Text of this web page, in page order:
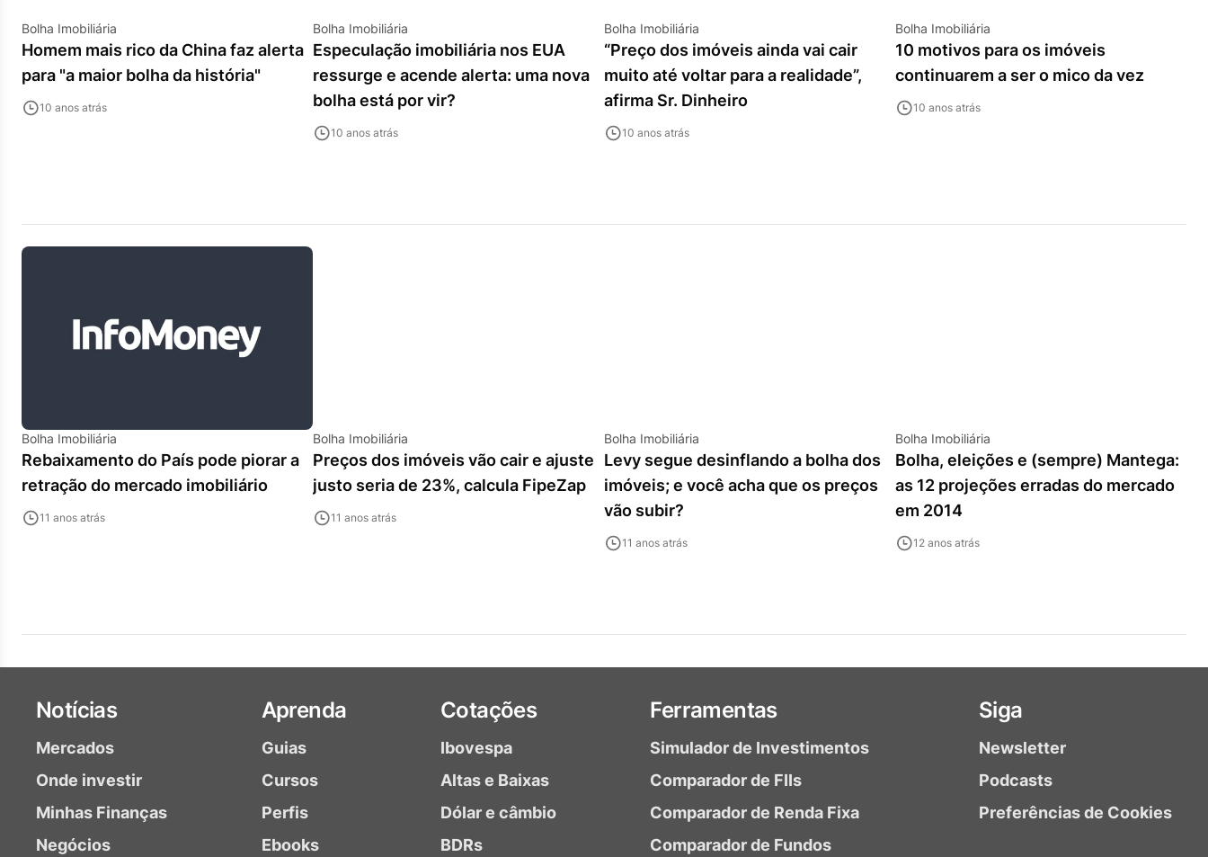
Bolha Imobiliária
Homem mais rico da China faz alerta
para "a maior bolha da história"
10 anos atrás
Bolha Imobiliária
Especulação imobiliária nos EUA
ressurge e acende alerta: uma nova
bolha está por vir?
10 anos atrás
Bolha Imobiliária
“Preço dos imóveis ainda vai cair
muito até voltar para a realidade”,
afirma Sr. Dinheiro
10 anos atrás
Bolha Imobiliária
10 motivos para os imóveis
continuarem a ser o mico da vez
10 anos atrás
Bolha Imobiliária
Rebaixamento do País pode piorar a
retração do mercado imobiliário
11 anos atrás
Bolha Imobiliária
Preços dos imóveis vão cair e ajuste
justo seria de 23%, calcula FipeZap
11 anos atrás
Bolha Imobiliária
Levy segue desinflando a bolha dos
imóveis; e você acha que os preços
vão subir?
11 anos atrás
Bolha Imobiliária
Bolha, eleições e (sempre) Mantega:
as 12 projeções erradas do mercado
em 2014
12 anos atrás
Notícias
Mercados
Onde investir
Minhas Finanças
Negócios
Aprenda
Guias
Cursos
Perfis
Ebooks
Cotações
Ibovespa
Altas e Baixas
Dólar e câmbio
BDRs
Ferramentas
Simulador de Investimentos
Comparador de FIIs
Comparador de Renda Fixa
Comparador de Fundos
Siga
Newsletter
Podcasts
Preferências de Cookies